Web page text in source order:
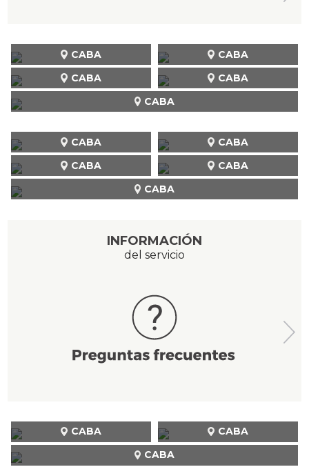
CABA
CABA
CABA
CABA
CABA
CABA
CABA
CABA
CABA
CABA
INFORMACIÓN
del servicio
CABA
CABA CABA